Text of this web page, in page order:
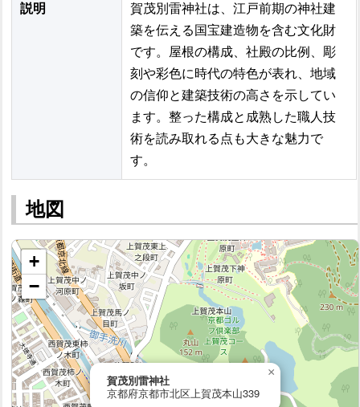
説明
賀茂別雷神社は、江戸前期の神社建
築を伝える国宝建造物を含む文化財
です。屋根の構成、社殿の比例、彫
刻や彩色に時代の特色が表れ、地域
の信仰と建築技術の高さを示してい
ます。整った構成と成熟した職人技
術を読み取れる点も大きな魅力で
す。
地図
賀茂別雷神社
京都府京都市北区上賀茂本山339
×
+
−